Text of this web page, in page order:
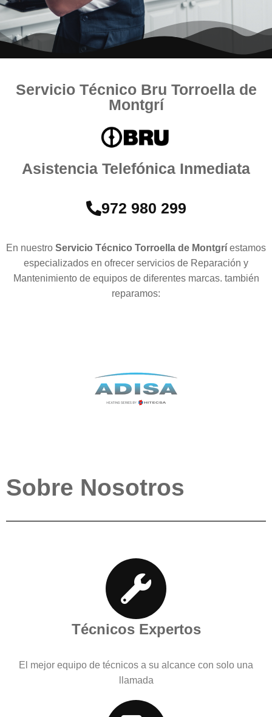
Servicio Técnico Bru Torroella de
Montgrí
Asistencia Telefónica Inmediata
972 980 299
En nuestro Servicio Técnico Torroella de Montgrí estamos
especializados en ofrecer servicios de Reparación y
Mantenimiento de equipos de diferentes marcas. también
reparamos:
Sobre Nosotros
Técnicos Expertos
El mejor equipo de técnicos a su alcance con solo una
llamada